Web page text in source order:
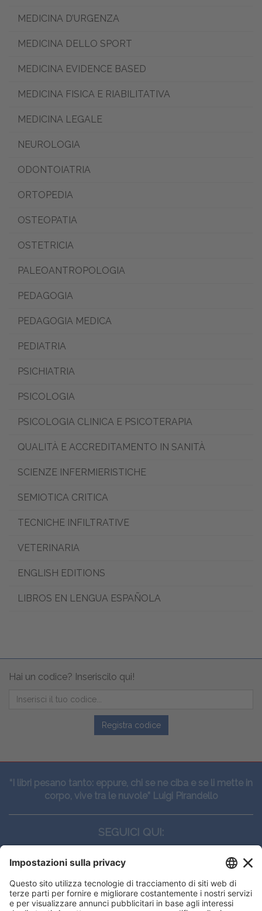
MEDICINA D’URGENZA
MEDICINA DELLO SPORT
MEDICINA EVIDENCE BASED
MEDICINA FISICA E RIABILITATIVA
MEDICINA LEGALE
NEUROLOGIA
ODONTOIATRIA
ORTOPEDIA
OSTEOPATIA
OSTETRICIA
PALEOANTROPOLOGIA
PEDAGOGIA
PEDAGOGIA MEDICA
PEDIATRIA
PSICHIATRIA
PSICOLOGIA
PSICOLOGIA CLINICA E PSICOTERAPIA
QUALITÀ E ACCREDITAMENTO IN SANITÀ
SCIENZE INFERMIERISTICHE
SEMIOTICA CRITICA
TECNICHE INFILTRATIVE
VETERINARIA
ENGLISH EDITIONS
LIBROS EN LENGUA ESPAÑOLA
Hai un codice? Inseriscilo qui!
Registra codice
“I libri pesano tanto: eppure, chi se ne ciba e se li mette in
corpo, vive tra le nuvole” Luigi Pirandello
SEGUICI QUI:
CONTATTI